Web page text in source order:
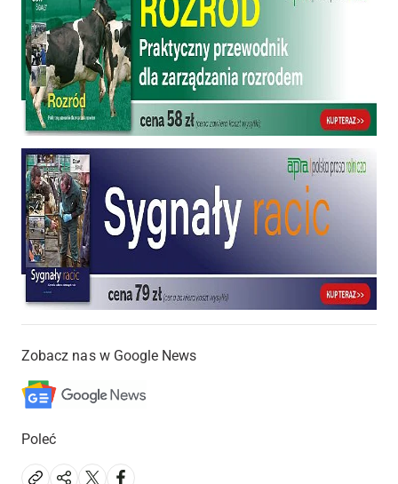
Zobacz nas w Google News
Poleć